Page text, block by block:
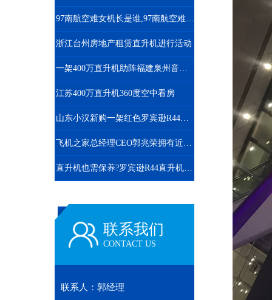
97南航空难女机长是谁,97南航空难黑匣子录音
浙江台州房地产租赁直升机进行活动
一架400万直升机助阵福建泉州音乐节
江苏400万直升机360度空中看房
山东小汉新购一架红色罗宾逊R44直升机开启新的征程
飞机之家总经理CEO郭兆荣拥有近百万粉丝成功需要经过一番磨炼
直升机也需保养?罗宾逊R44直升机300小时的定检
联系我们
CONTACT US
联系人：郭经理